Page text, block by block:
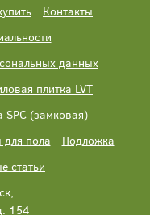
Контакты
данных
плитка LVT
SPC (замковая)
для пола
Подложка
статьи
154